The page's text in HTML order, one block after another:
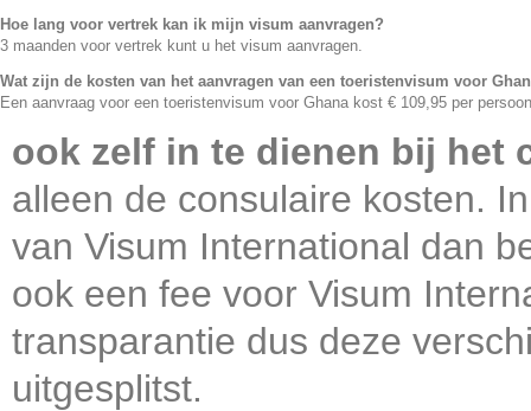
Hoe lang voor vertrek kan ik mijn visum aanvragen?
3 maanden voor vertrek kunt u het visum aanvragen.
Wat zijn de kosten van het aanvragen van een toeristenvisum voor
Een aanvraag voor een toeristenvisum voor Ghana kost € 109,95 per
ook zelf in te dienen bij het
alleen de consulaire kosten.
van Visum International dan
ook een fee voor Visum
transparantie dus deze
uitgesplitst.